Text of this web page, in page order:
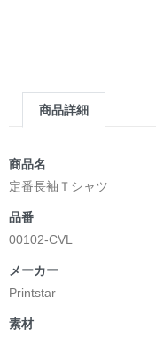
商品詳細
商品名
定番長袖Ｔシャツ
品番
00102-CVL
メーカー
Printstar
素材